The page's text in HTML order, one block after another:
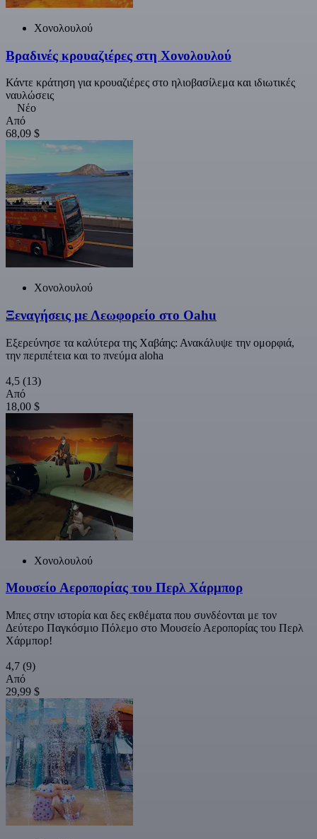
Χονολουλού
Βραδινές κρουαζιέρες στη Χονολουλού
Κάντε κράτηση για κρουαζιέρες στο ηλιοβασίλεμα και ιδιωτικές
ναυλώσεις
Νέο
Από
68,09 $
Χονολουλού
Ξεναγήσεις με Λεωφορείο στο Oahu
Εξερεύνησε τα καλύτερα της Χαβάης: Ανακάλυψε την ομορφιά,
την περιπέτεια και το πνεύμα aloha
4,5 (13)
Από
18,00 $
Χονολουλού
Μουσείο Αεροπορίας του Περλ Χάρμπορ
Μπες στην ιστορία και δες εκθέματα που συνδέονται με τον
Δεύτερο Παγκόσμιο Πόλεμο στο Μουσείο Αεροπορίας του Περλ
Χάρμπορ!
4,7 (9)
Από
29,99 $